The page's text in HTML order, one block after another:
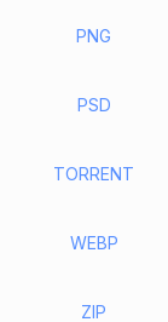
PNG
PSD
TORRENT
WEBP
ZIP